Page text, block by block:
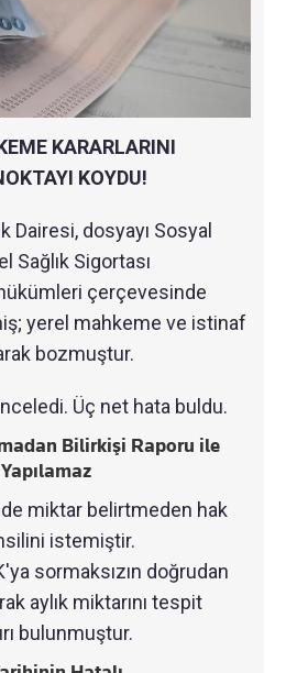
KARARLARINI
KOYDU!
Dairesi, dosyayı Sosyal
Sağlık Sigortası
çerçevesinde
yerel mahkeme ve istinaf
bozmuştur.
Üç net hata buldu.
Bilirkişi Raporu ile
miktar belirtmeden hak
istemiştir.
sormaksızın doğrudan
aylık miktarını tespit
bulunmuştur.